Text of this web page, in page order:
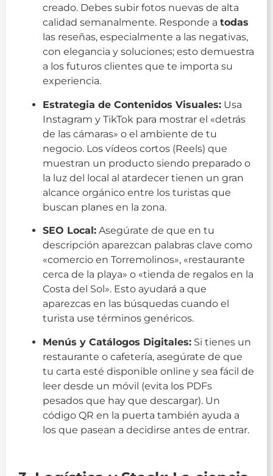
creado. Debes subir fotos nuevas de alta
calidad semanalmente. Responde a todas
las reseñas, especialmente a las negativas,
con elegancia y soluciones; esto demuestra
a los futuros clientes que te importa su
experiencia.
Estrategia de Contenidos Visuales: Usa
Instagram y TikTok para mostrar el «detrás
de las cámaras» o el ambiente de tu
negocio. Los vídeos cortos (Reels) que
muestran un producto siendo preparado o
la luz del local al atardecer tienen un gran
alcance orgánico entre los turistas que
buscan planes en la zona.
SEO Local: Asegúrate de que en tu
descripción aparezcan palabras clave como
«comercio en Torremolinos», «restaurante
cerca de la playa» o «tienda de regalos en la
Costa del Sol». Esto ayudará a que
aparezcas en las búsquedas cuando el
turista use términos genéricos.
Menús y Catálogos Digitales: Si tienes un
restaurante o cafetería, asegúrate de que
tu carta esté disponible online y sea fácil de
leer desde un móvil (evita los PDFs
pesados que hay que descargar). Un
código QR en la puerta también ayuda a
los que pasean a decidirse antes de entrar.